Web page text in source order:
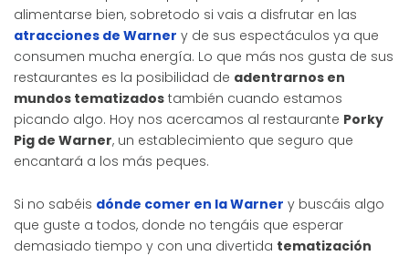
alimentarse bien, sobretodo si vais a disfrutar en las
atracciones de Warner y de sus espectáculos ya que
consumen mucha energía. Lo que más nos gusta de sus
restaurantes es la posibilidad de adentrarnos en
mundos tematizados también cuando estamos
picando algo. Hoy nos acercamos al restaurante Porky
Pig de Warner, un establecimiento que seguro que
encantará a los más peques.
Si no sabéis dónde comer en la Warner y buscáis algo
que guste a todos, donde no tengáis que esperar
demasiado tiempo y con una divertida tematización